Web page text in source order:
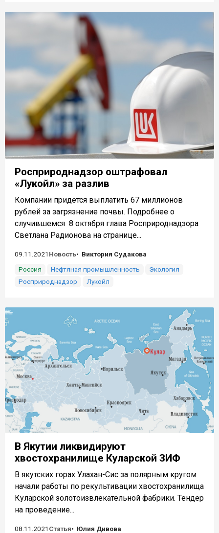
Росприроднадзор оштрафовал
«Лукойл» за разлив
Компании придется выплатить 67 миллионов
рублей за загрязнение почвы. Подробнее о
случившемся 8 октября глава Росприроднадзора
Светлана Радионова на странице...
09.11.2021 Новость
Виктория Судакова
Россия
Нефтяная промышленность
Экология
Росприроднадзор
Лукойл
В Якутии ликвидируют
хвостохранилище Куларской ЗИФ
В якутских горах Улахан-Сис за полярным кругом
начали работы по рекультивации хвостохранилища
Куларской золотоизвлекательной фабрики. Тендер
на проведение...
08.11.2021 Статья
Юлия Дивова